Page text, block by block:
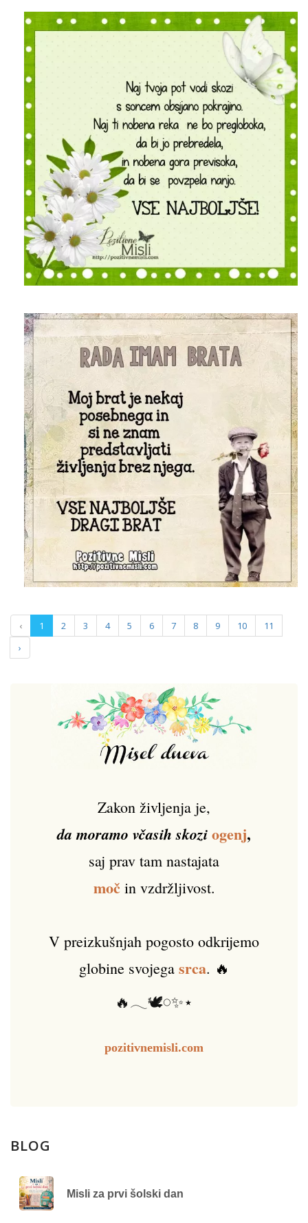
‹ 1 2 3 4 5 6 7 8 9 10
11
›
Zakon življenja je,
da moramo včasih skoziogenj,
saj prav tam nastajata
močin vzdržljivost.
V preizkušnjah pogosto odkrijemo
globine svojega srca. 🔥
🔥𓂃🕊️𓏸✨⋆
pozitivnemisli.com
BLOG
Misli za prvi šolski dan